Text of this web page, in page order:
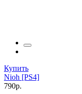
Купить
Nioh [PS4]
790р.